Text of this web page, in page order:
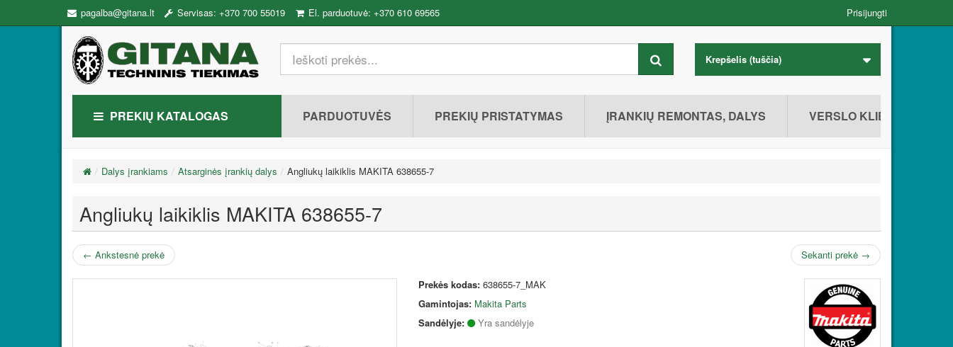
pagalba@gitana.lt Servisas: +370 700 55019 El. parduotuvė: +370 610 69565 Prisijungti
Krepšelis (tuščia)
PREKIŲ KATALOGAS PARDUOTUVĖS PREKIŲ PRISTATYMAS ĮRANKIŲ REMONTAS, DALYS VERSLO KLIENTAMS
Dalys įrankiams Atsarginės įrankių dalys Angliukų laikiklis MAKITA 638655-7
Angliukų laikiklis MAKITA 638655-7
← Ankstesnė prekė Sekanti prekė →
Prekės kodas: 638655-7_MAK
Gamintojas: Makita Parts
Sandėlyje:
Yra sandėlyje